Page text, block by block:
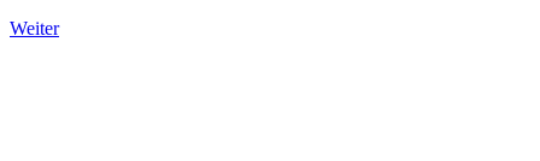
Weiter